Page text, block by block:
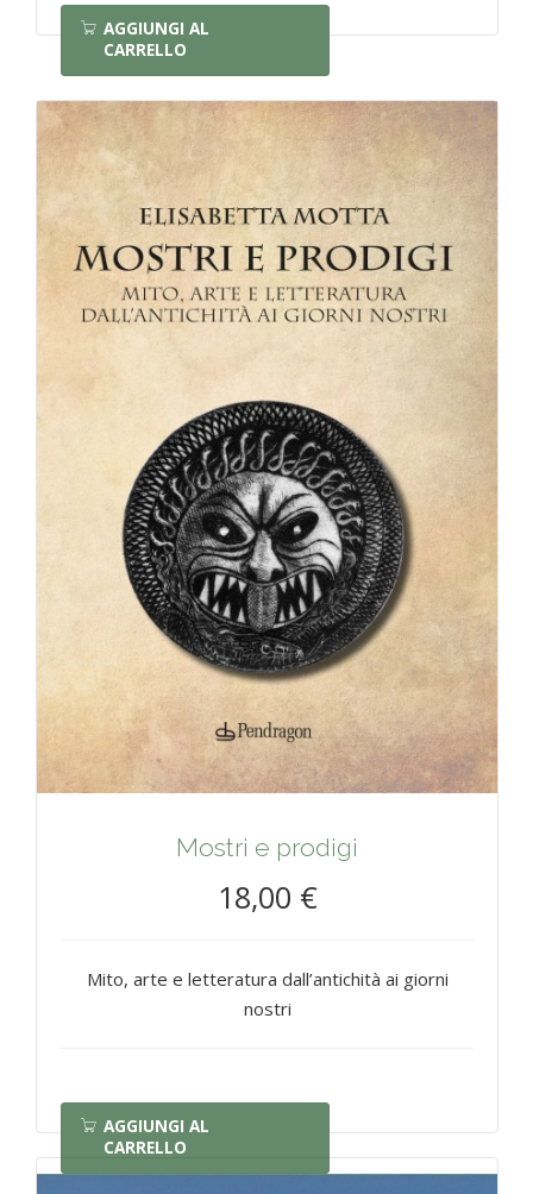
AGGIUNGI AL
CARRELLO
Mostri e prodigi
18,00 €
Mito, arte e letteratura dall’antichità ai giorni
nostri
AGGIUNGI AL
CARRELLO